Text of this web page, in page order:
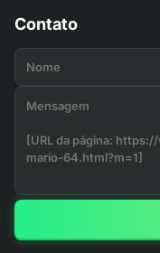
Contato